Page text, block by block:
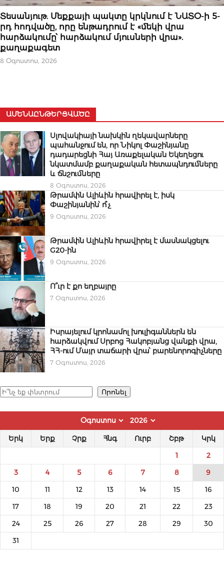
ՔԱՂԱՔԱԿԱՆՈՒԹՅՈՒՆ
Տեսանյութ. Մեքքայի պակտը կրկնում է ՆԱՏՕ-ի 5-
րդ հոդվածը, որը ենթադրում է «մեկի վրա
հարձակումը՝ հարձակում մյուսների վրա».
քաղաքագետ
8 Օգոստոս, 2026
ԱՄԵՆԱԸՆԹԵՐՑՎԱԾԸ
Սլովակիայի նախկին ղեկավարները
պահանջում են, որ Նիկոլ Փաշինյանը
դադարեցնի Հայ Առաքելական Եկեղեցու
նկատմամբ քաղաքական հետապնդումները
և ճնշումները
8 Օգոստոս, 2026
Թրամփն Ալիևին հրավիրել է, իսկ
Փաշինյանին՝ ո՞չ
9 Օգոստոս, 2026
Թրամփն Ալիևին հրավիրել է մասնակցելու
G20-ին
9 Օգոստոս, 2026
Ո՞ւր է քո եղբայրը
7 Օգոստոս, 2026
Իսրայելում կրոնամոլ խուլիգաններն են
հարձակվում Սրբոց Հակոբյանց վանքի վրա,
ՀՀ-ում Մայր տաճարի վրա՝ բարենորոգիչները
7 Օգոստոս, 2026
Որոնել Որոնել
Երկ Երք Չրք Հնգ Ուրբ Շբթ Կրկ
1 2
3 4 5 6 7 8 9
10 11 12 13 14 15 16
17 18 19 20 21 22 23
24 25 26 27 28 29 30
31